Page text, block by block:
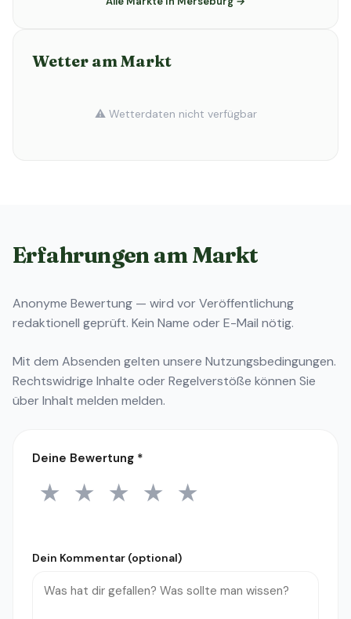
Wetter am Markt
⚠️ Wetterdaten nicht verfügbar
Erfahrungen am Markt
Anonyme Bewertung — wird vor Veröffentlichung
redaktionell geprüft. Kein Name oder E-Mail nötig.
Mit dem Absenden gelten unsere Nutzungsbedingungen.
Rechtswidrige Inhalte oder Regelverstöße können Sie
überInhalt melden melden.
Deine Bewertung *
1 Stern
★ 2 Sterne
★ 3 Sterne
★ 4 Sterne
★ 5 Sterne
★
Dein Kommentar (optional)